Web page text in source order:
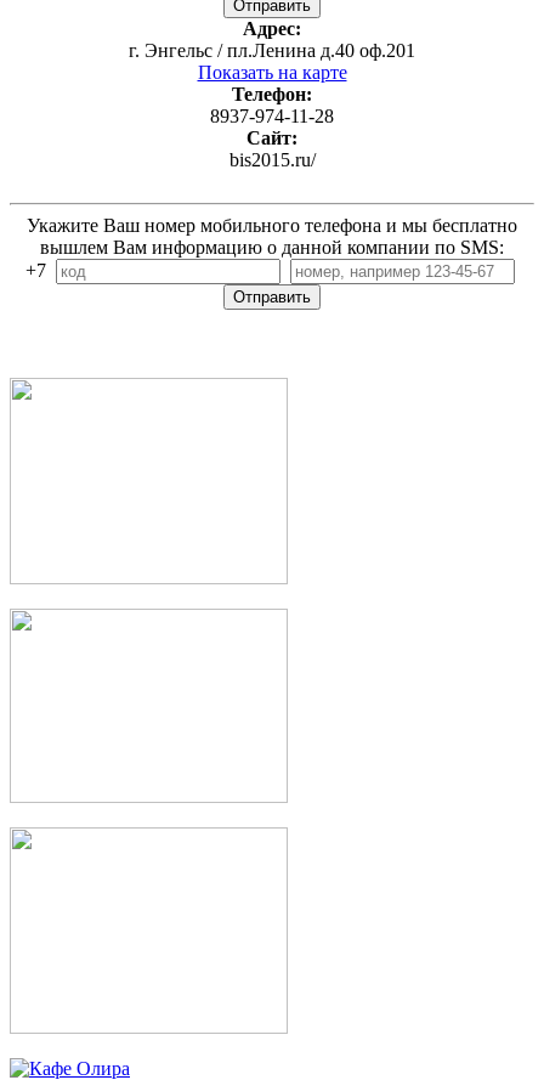
Адрес:
г. Энгельс / пл.Ленина д.40 оф.201
Показать на карте
Телефон:
8937-974-11-28
Сайт:
bis2015.ru/
Укажите Ваш номер мобильного телефона и мы бесплатно
вышлем Вам информацию о данной компании по SMS:
+7